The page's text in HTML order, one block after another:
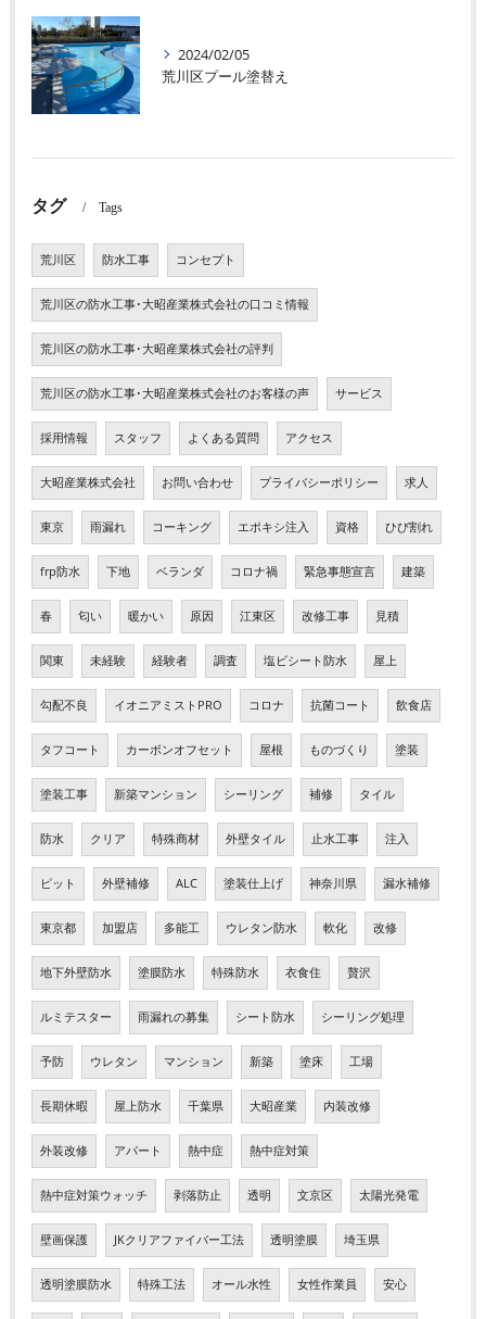
2024/02/05
荒川区プール塗替え
タグ Tags
荒川区 防水工事 コンセプト
荒川区の防水工事･大昭産業株式会社の口コミ情報
荒川区の防水工事･大昭産業株式会社の評判
荒川区の防水工事･大昭産業株式会社のお客様の声 サービス
採用情報 スタッフ よくある質問 アクセス
大昭産業株式会社 お問い合わせ プライバシーポリシー 求人
東京 雨漏れ コーキング エポキシ注入 資格 ひび割れ
frp防水 下地 ベランダ コロナ禍 緊急事態宣言 建築
春 匂い 暖かい 原因 江東区 改修工事 見積
関東 未経験 経験者 調査 塩ビシート防水 屋上
勾配不良 イオニアミストPRO コロナ 抗菌コート 飲食店
タフコート カーボンオフセット 屋根 ものづくり 塗装
塗装工事 新築マンション シーリング 補修 タイル
防水 クリア 特殊商材 外壁タイル 止水工事 注入
ピット 外壁補修 ALC 塗装仕上げ 神奈川県 漏水補修
東京都 加盟店 多能工 ウレタン防水 軟化 改修
地下外壁防水 塗膜防水 特殊防水 衣食住 贅沢
ルミテスター 雨漏れの募集 シート防水 シーリング処理
予防 ウレタン マンション 新築 塗床 工場
長期休暇 屋上防水 千葉県 大昭産業 内装改修
外装改修 アパート 熱中症 熱中症対策
熱中症対策ウォッチ 剥落防止 透明 文京区 太陽光発電
壁画保護 JKクリアファイバー工法 透明塗膜 埼玉県
透明塗膜防水 特殊工法 オール水性 女性作業員 安心